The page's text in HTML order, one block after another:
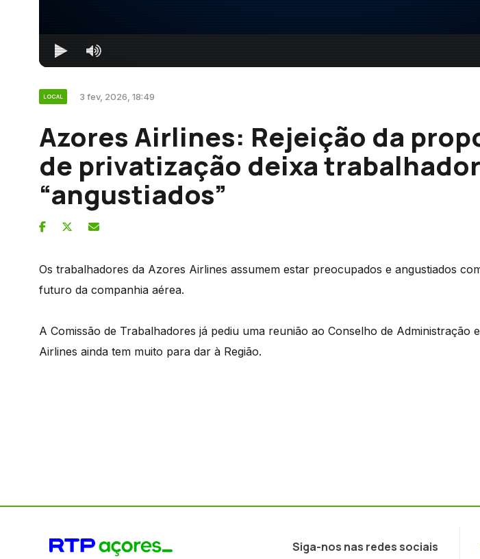
LOCAL 3 fev, 2026, 18:49
Azores Airlines: Rejeição da
de privatização deixa
“angustiados”
Os trabalhadores da Azores Airlines assumem estar preocupados e angustiados
futuro da companhia aérea.
A Comissão de Trabalhadores já pediu uma reunião ao Conselho de Administração
Airlines ainda tem muito para dar à Região.
Siga-nos nas redes sociais